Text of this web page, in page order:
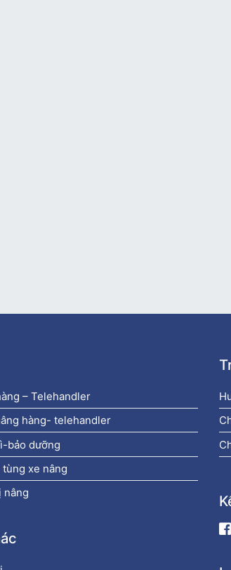
– Telehandler
hàng- telehandler
bảo dưỡng
xe nâng
nâng